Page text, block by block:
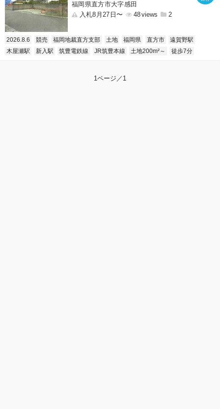
福岡県直方市大字感田
入札8月27日〜
48 2
2026.8.6 競売 福岡地裁直方支部 土地 福岡県 直方市
遠賀野駅
木屋瀬駅
新入駅 筑豊電鉄線 JR筑豊本線 土地200m²～ 徒歩7分
1ページ／1